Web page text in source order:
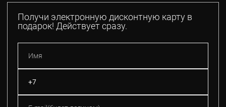
Получи электронную дисконтную карту в
подарок! Действует сразу.